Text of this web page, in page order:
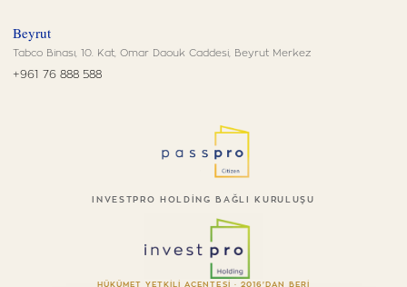
Beyrut
Tabco Binası, 10. Kat, Omar Daouk Caddesi, Beyrut Merkez
+961 76 888 588
INVESTPRO HOLDING BAĞLI KURULUŞU
HÜKÜMET YETKILI ACENTESI · 2016'DAN BERI